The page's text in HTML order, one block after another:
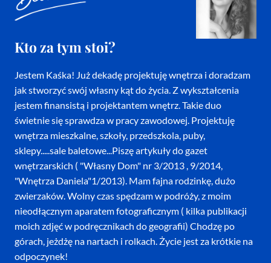
Kto za tym stoi?
Jestem Kaśka! Już dekadę projektuję wnętrza i doradzam
jak stworzyć swój własny kąt do życia. Z wykształcenia
jestem finansistą i projektantem wnętrz. Takie duo
świetnie się sprawdza w pracy zawodowej. Projektuję
wnętrza mieszkalne, szkoły, przedszkola, puby,
sklepy.....sale baletowe...Piszę artykuły do gazet
wnętrzarskich ( "Własny Dom" nr 3/2013 , 9/2014,
"Wnętrza Daniela"1/2013). Mam fajna rodzinkę, dużo
zwierzaków. Wolny czas spędzam w podróży, z moim
nieodłącznym aparatem fotograficznym ( kilka publikacji
moich zdjęć w podręcznikach do geografii) Chodzę po
górach, jeżdżę na nartach i rolkach. Życie jest za krótkie na
odpoczynek!